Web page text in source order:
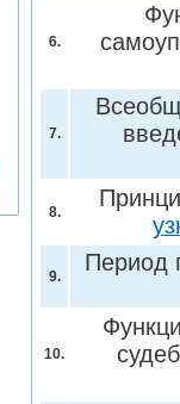
6.
7.
8.
9.
Период
10.